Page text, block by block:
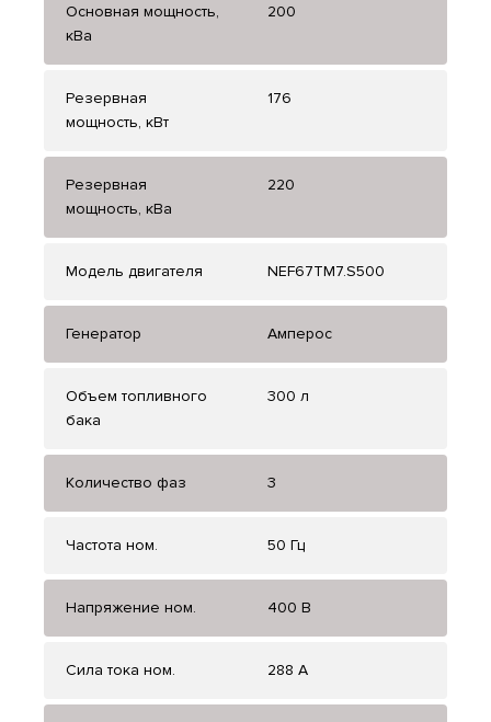
Основная мощность,
кВа
200
Резервная
мощность, кВт
176
Резервная
мощность, кВа
220
Модель двигателя NEF67TM7.S500
Генератор Амперос
Объем топливного
бака
300 л
Количество фаз 3
Частота ном. 50 Гц
Напряжение ном. 400 В
Сила тока ном. 288 А